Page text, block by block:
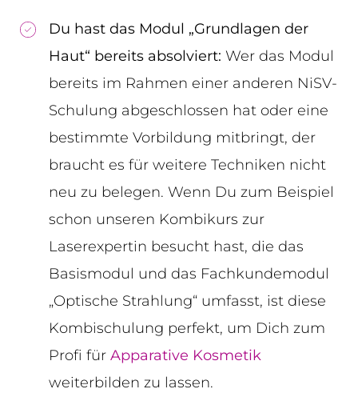
Du hast das Modul „Grundlagen der
Haut“ bereits absolviert: Wer das Modul
bereits im Rahmen einer anderen NiSV-
Schulung abgeschlossen hat oder eine
bestimmte Vorbildung mitbringt, der
braucht es für weitere Techniken nicht
neu zu belegen. Wenn Du zum Beispiel
schon unseren Kombikurs zur
Laserexpertin besucht hast, die das
Basismodul und das Fachkundemodul
„Optische Strahlung“ umfasst, ist diese
Kombischulung perfekt, um Dich zum
Profi für Apparative Kosmetik
weiterbilden zu lassen.